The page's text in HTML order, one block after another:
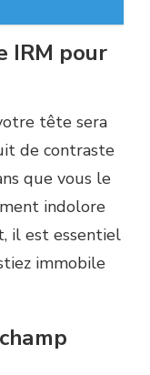
IRM pour
tête sera
de contraste
que vous le
indolore
il est essentiel
immobile